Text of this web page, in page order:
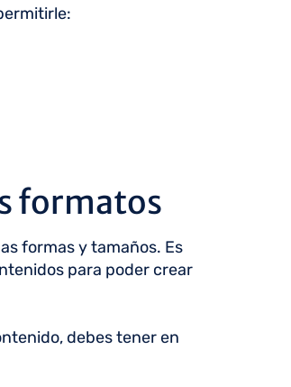
formatos
formas y tamaños. Es
para poder crear
debes tener en